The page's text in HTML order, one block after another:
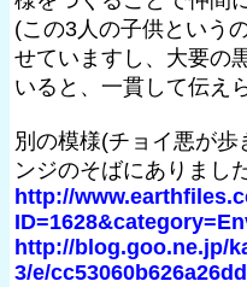
(この3人の子供という
せていますし、大要の
いると、一貫して伝え
別の模様(チョイ悪が
ンジのそばにありました
http://
http://blog.goo.ne.jp/
3/e/